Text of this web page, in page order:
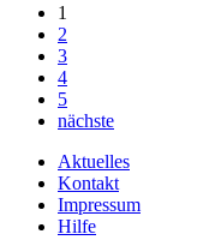
1
2
3
4
5
nächste
Aktuelles
Kontakt
Impressum
Hilfe